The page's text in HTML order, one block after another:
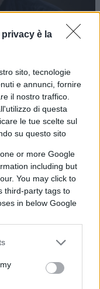
privacy è la
sito, tecnologie
e annunci, fornire
il nostro traffico.
di questa
le tue scelte sul
su questo sito
or more Google
including but
You may click to
third-party tags to
in below Google
del
comunista
che fa una
di Praga ma